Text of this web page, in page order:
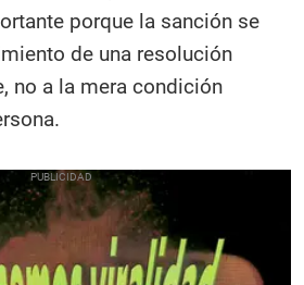
porque la sanción se
de una resolución
no a la mera condición